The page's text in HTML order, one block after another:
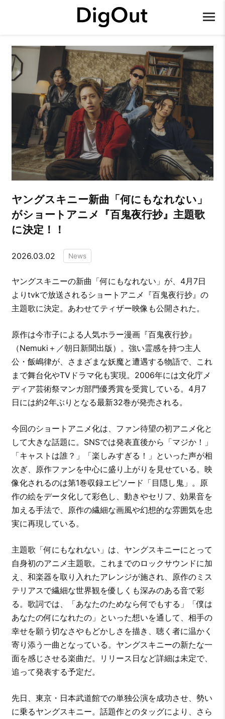
ヤングスキニー新曲「何にもなれない」
がショートアニメ『百鬼夜行抄』主題歌
に決定！！
2026.03.02 News
ヤングスキニーの新曲「何にもなれない」が、4月7日
よりtvkで放送されるショートアニメ『百鬼夜行抄』の
主題歌に決定。あわせてティザー映像も公開された。
原作は今市子による人気ホラー漫画『百鬼夜行抄』
（Nemuki＋／朝日新聞出版）。強い霊感を持つ主人
公・飯嶋律が、さまざまな妖魔と遭遇する物語で、これ
まで舞台化やTVドラマ化も実現。2006年には文化庁メ
ディア芸術祭マンガ部門優秀賞を受賞している。4月7
日には約2年ぶりとなる最新32巻が発売される。
今回のショートアニメ化は、ファン待望の初アニメ化と
して大きな話題に。SNSでは発表直後から「マジか！」
「キャストは誰？」「楽しみすぎる！」といった声が相
次ぎ、原作ファンを中心に盛り上がりを見せている。映
像化されるのは第1巻収録エピソード「目隠し鬼」。原
作の絵をデータ化して彩色し、動きやセリフ、効果音を
加える手法で、原作の繊細な画風や幻想的な雰囲気を忠
実に再現している。
主題歌「何にもなれない」は、ヤングスキニーにとって
自身初のアニメ主題歌。これまでのロックサウンドに加
え、和楽器を取り入れたアレンジが施され、原作のミス
テリアスで繊細な世界観を優しくも深みのある音で彩
る。歌詞では、「あなたのためなら何でもする」「僕は
あなたの何になれたの」といった想いを通して、相手の
幸せを願う切なさやもどかしさを描き、聴く者に温かく
寄り添う一曲となっている。ヤングスキニーの新たな一
面を感じさせる楽曲だ。リリース日など詳細は未定で、
追って発表する予定だ。
先日、東京・日本武道館での単独公演を成功させ、勢い
に乗るヤングスキニー。話題作とのタッグにより、さら